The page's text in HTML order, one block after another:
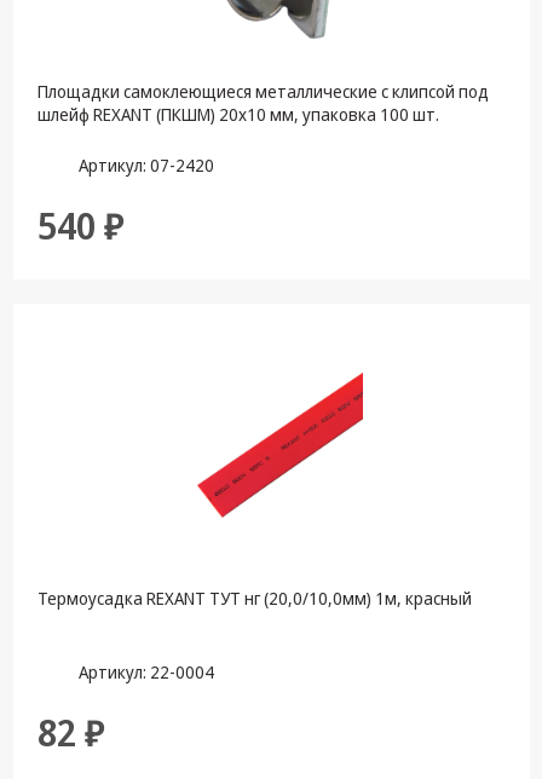
Площадки самоклеющиеся металлические с клипсой под
шлейф REXANT (ПКШМ) 20x10 мм, упаковка 100 шт.
Артикул: 07-2420
540 ₽
Термоусадка REXANT ТУТ нг (20,0/10,0мм) 1м, красный
Артикул: 22-0004
82 ₽